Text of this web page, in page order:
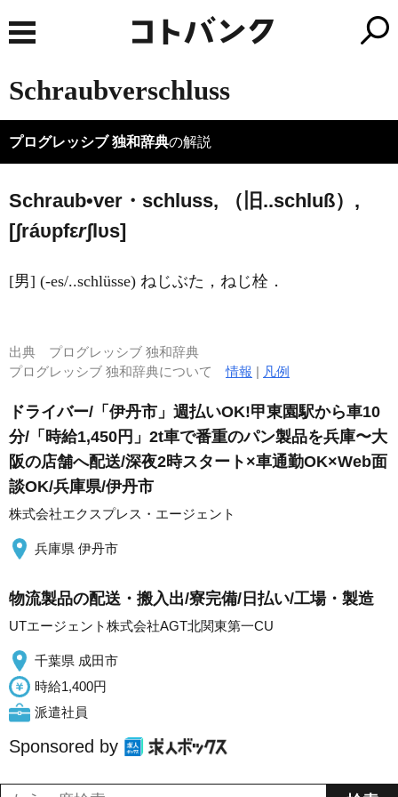
Schraubverschluss
プログレッシブ 独和辞典の解説
Schraub•ver・schluss, （旧..schluß）,
[ʃráυpfεrʃlυs]
[男] (-es/..schlüsse) ねじぶた，ねじ栓．
出典 プログレッシブ 独和辞典
プログレッシブ 独和辞典について情報 | 凡例
ドライバー/「伊丹市」週払いOK!甲東園駅から車10
分/「時給1,450円」2t車で番重のパン製品を兵庫〜大
阪の店舗へ配送/深夜2時スタート×車通勤OK×Web面
談OK/兵庫県/伊丹市
株式会社エクスプレス・エージェント
兵庫県 伊丹市
物流製品の配送・搬入出/寮完備/日払い/工場・製造
UTエージェント株式会社AGT北関東第一CU
千葉県 成田市
時給1,400円
派遣社員
Sponsored by